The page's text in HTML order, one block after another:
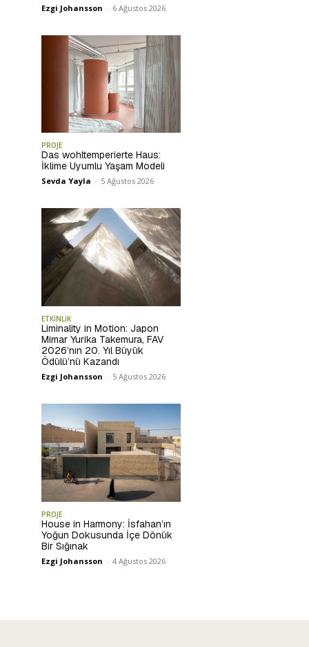
Ezgi Johansson - 6 Ağustos 2026
PROJE
Das wohltemperierte Haus:
İklime Uyumlu Yaşam Modeli
Sevda Yayla - 5 Ağustos 2026
ETKİNLİK
Liminality in Motion: Japon
Mimar Yurika Takemura, FAV
2026’nın 20. Yıl Büyük
Ödülü’nü Kazandı
Ezgi Johansson - 5 Ağustos 2026
PROJE
House in Harmony: İsfahan’ın
Yoğun Dokusunda İçe Dönük
Bir Sığınak
Ezgi Johansson - 4 Ağustos 2026